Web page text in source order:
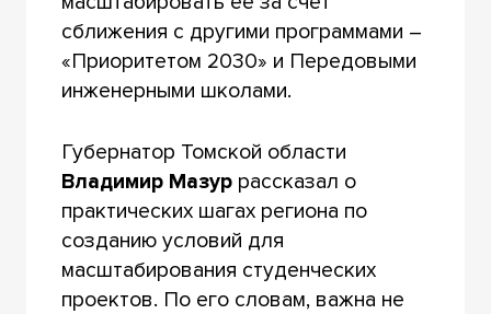
сближения с другими программами –
«Приоритетом 2030» и Передовыми
инженерными школами.
Губернатор Томской области
Владимир Мазуррассказал о
практических шагах региона по
созданию условий для
масштабирования студенческих
проектов. По его словам, важна не